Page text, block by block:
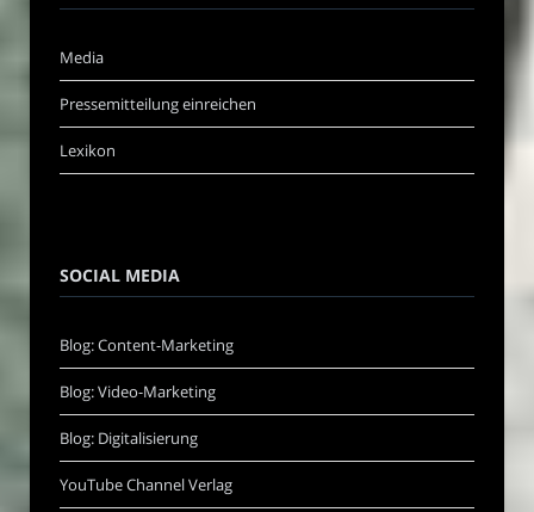
Media
Pressemitteilung einreichen
Lexikon
SOCIAL MEDIA
Blog: Content-Marketing
Blog: Video-Marketing
Blog: Digitalisierung
YouTube Channel Verlag